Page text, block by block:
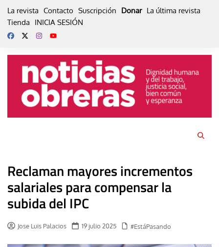
La revista Contacto Suscripción Donar La última revista
Tienda
INICIA SESIÓN
Reclaman mayores incrementos
salariales para compensar la
subida del IPC
Jose Luis Palacios 19 julio 2025 #EstáPasando